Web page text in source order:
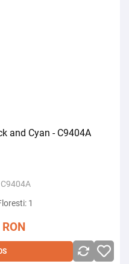
and Cyan - C9404A
C9404A
1
RON